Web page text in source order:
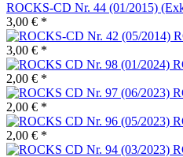
ROCKS-CD Nr. 44 (01/2015)
3,00 € *
3,00 € *
2,00 € *
2,00 € *
2,00 € *